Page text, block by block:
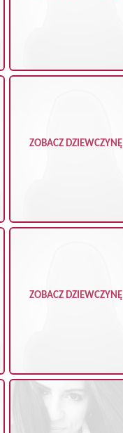
ZOBACZ DZIEWCZYNĘ
ZOBACZ DZIEWCZYNĘ